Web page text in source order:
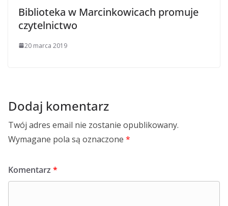
Biblioteka w Marcinkowicach promuje
czytelnictwo
20 marca 2019
Dodaj komentarz
Twój adres email nie zostanie opublikowany.
Wymagane pola są oznaczone *
Komentarz *